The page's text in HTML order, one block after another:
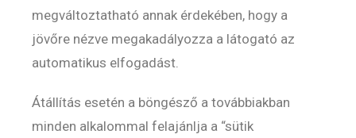
megváltoztatható annak érdekében, hogy a
jövőre nézve megakadályozza a látogató az
automatikus elfogadást.
Átállítás esetén a böngésző a továbbiakban
minden alkalommal felajánlja a “sütik